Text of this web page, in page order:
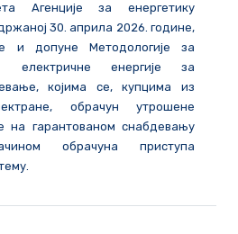
Агенције за енергетику
30. априла 2026. године,
и допуне Методологије за
електричне енергије за
којима се, купцима из
обрачун утрошене
на гарантованом снабдевању
обрачуна приступа